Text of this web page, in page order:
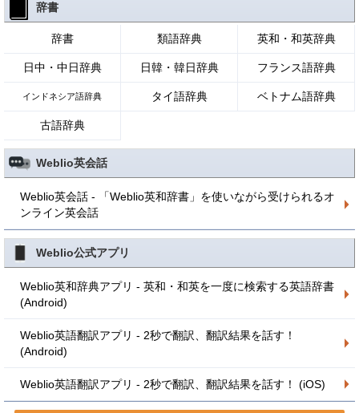
辞書
辞書 類語辞典 英和・和英辞典
日中・中日辞典 日韓・韓日辞典 フランス語辞典
インドネシア語辞典 タイ語辞典 ベトナム語辞典
古語辞典
Weblio英会話
Weblio英会話 - 「Weblio英和辞書」を使いながら受けられるオ
ンライン英会話
Weblio公式アプリ
Weblio英和辞典アプリ - 英和・和英を一度に検索する英語辞書
(Android)
Weblio英語翻訳アプリ - 2秒で翻訳、翻訳結果を話す！
(Android)
Weblio英語翻訳アプリ - 2秒で翻訳、翻訳結果を話す！ (iOS)